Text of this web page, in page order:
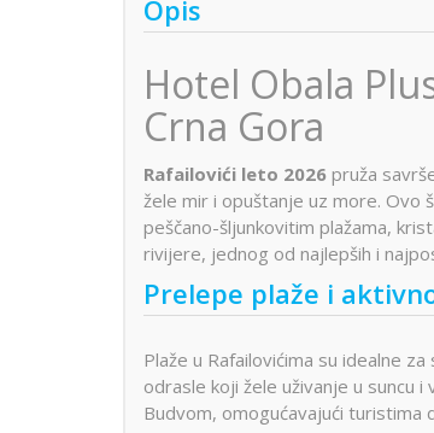
Opis
Hotel Obala
Crna Gora
Rafailovići leto 2026 pruža
žele mir i opuštanje uz more. Ovo
peščano-šljunkovitim plažama,
rivijere, jednog od najlepših i
Prelepe plaže i
Plaže u Rafailovićima su idealne
odrasle koji žele uživanje u suncu
Budvom, omogućavajući